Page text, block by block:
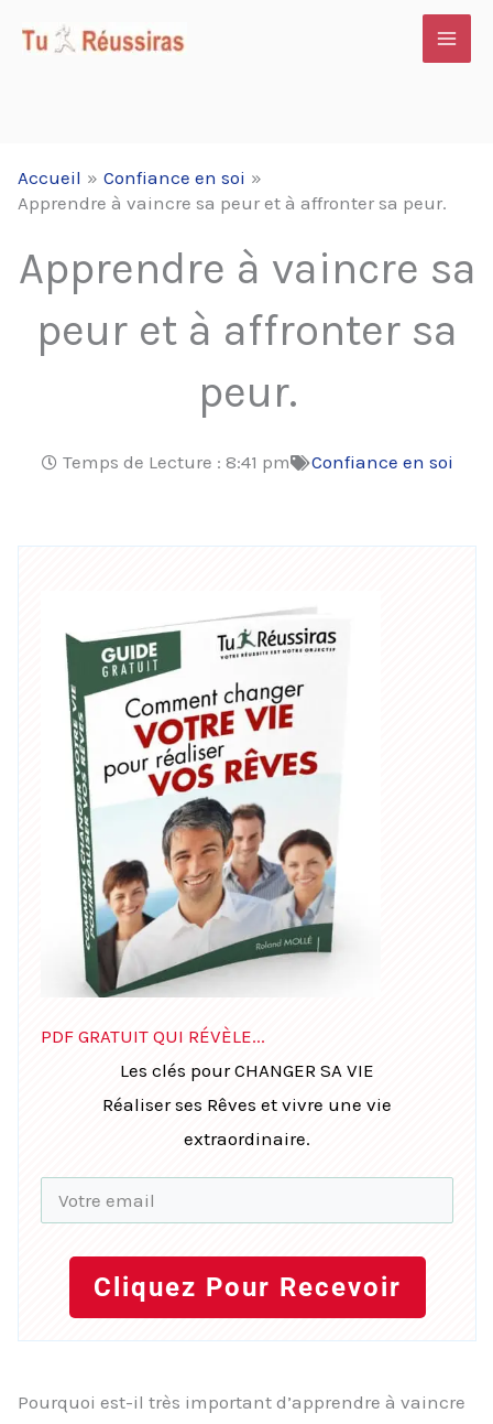
Accueil
Confiance en soi
Apprendre à vaincre sa peur et à affronter sa peur.
Apprendre à vaincre sa
peur et à affronter sa
peur.
Temps de Lecture : 8:41 pm Confiance en soi
PDF GRATUIT QUI RÉVÈLE...
Les clés pour CHANGER SA VIE
Réaliser ses Rêves et vivre une vie
extraordinaire.
Cliquez Pour Recevoir
Pourquoi est-il très important d’apprendre à vaincre